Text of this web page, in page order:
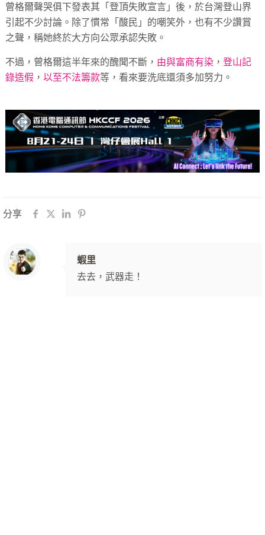
曾格爾聲哭俱下發表其「登頂失敗宣言」後，於台灣登山界
引起不少討論。除了慣常「酸民」的嘲笑外，也有不少讚賞
之聲，稱她終於大方向公眾承認失敗。
不過，曾格爾這半年來的醜聞不斷， 由與富商有染 ，登山記
錄造假 ，以至不法籌款等，看來要洗底還須多加努力。
分享
蝦里
去去，武器走！